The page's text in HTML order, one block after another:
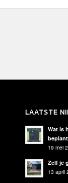
LAATSTE
Wat is
19 mei
Zelf je
13 april